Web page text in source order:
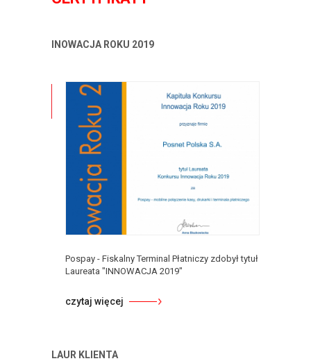
INOWACJA ROKU 2019
Pospay - Fiskalny Terminal Płatniczy zdobył tytuł
Laureata "INNOWACJA 2019"
czytaj więcej
LAUR KLIENTA